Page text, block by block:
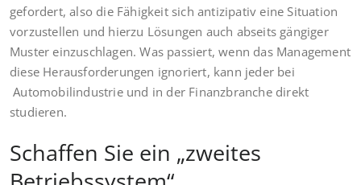
gefordert, also die Fähigkeit sich antizipativ eine Situation
vorzustellen und hierzu Lösungen auch abseits gängiger
Muster einzuschlagen. Was passiert, wenn das Management
diese Herausforderungen ignoriert, kann jeder bei
Automobilindustrie und in der Finanzbranche direkt
studieren.
Schaffen Sie ein „zweites